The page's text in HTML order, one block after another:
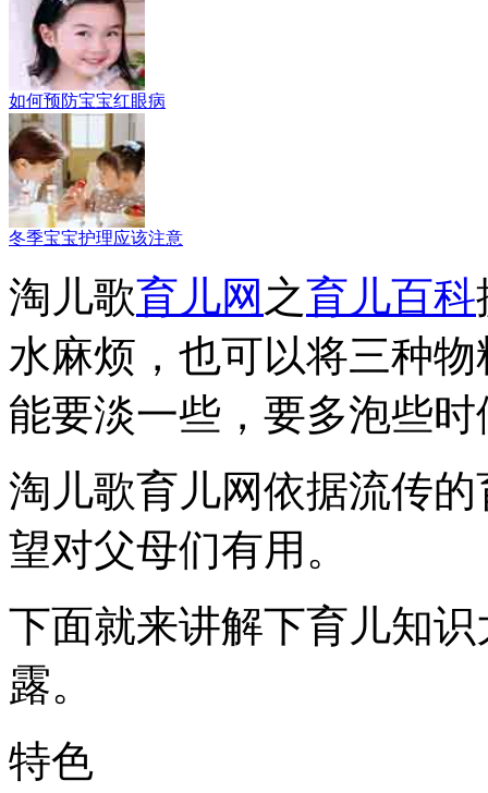
如何预防宝宝红眼病
冬季宝宝护理应该注意
淘儿歌育儿网 之育儿百科
水麻烦，也可以将三种
能要淡一些，要多泡些
淘儿歌育儿网依据流传
望对父母们有用。
下面就来讲解下育儿知
露。
特色